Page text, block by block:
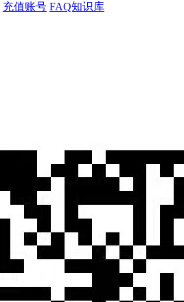
充值账号 FAQ知识库